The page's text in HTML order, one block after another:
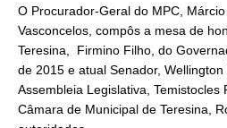
O Procurador-Geral do MPC,
Vasconcelos, compôs a mesa de
Teresina, Firmino Filho, do
de 2015 e atual Senador,
Assembleia Legislativa, Temistocles
Câmara de Municipal de Teresina,